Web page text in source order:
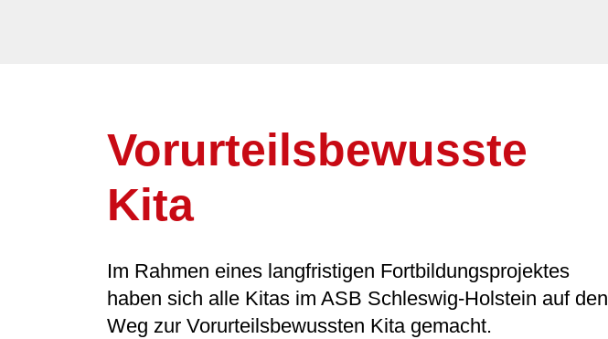
Vorurteilsbewusste
Kita
Im Rahmen eines langfristigen Fortbildungsprojektes
haben sich alle Kitas im ASB Schleswig-Holstein auf den
Weg zur Vorurteilsbewussten Kita gemacht.